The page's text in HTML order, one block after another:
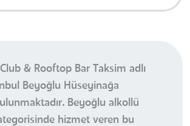
& Rooftop Bar Taksim adlı
Beyoğlu Hüseyinağa
Beyoğlu alkollü
hizmet veren bu